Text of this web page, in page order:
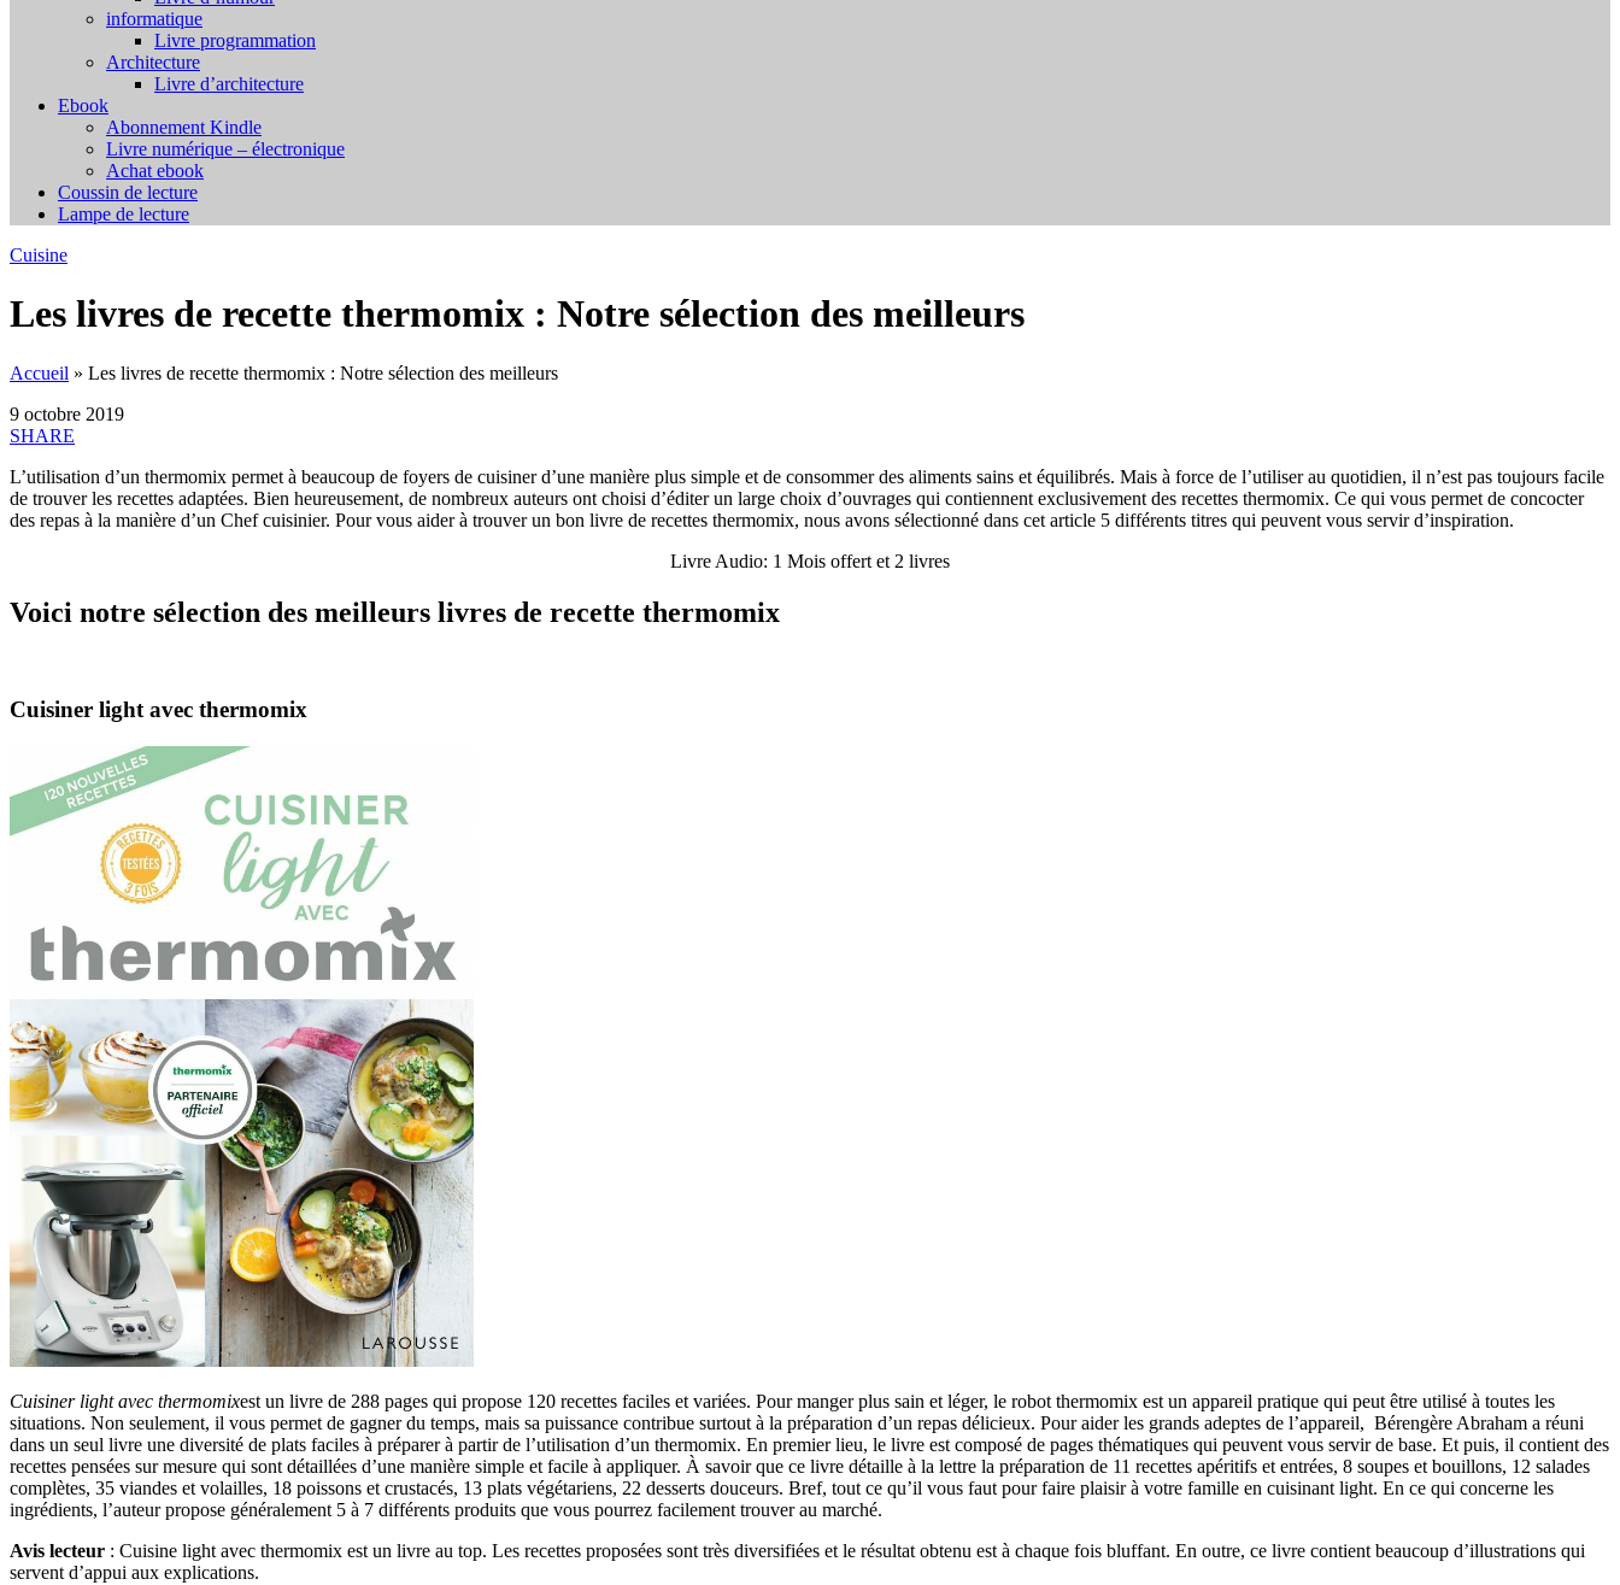
informatique
Livre programmation
Architecture
Livre d’architecture
Ebook
Abonnement Kindle
Livre numérique – électronique
Achat ebook
Coussin de lecture
Lampe de lecture
Cuisine
Les livres de recette thermomix : Notre sélection des meilleurs
Accueil » Les livres de recette thermomix : Notre sélection des meilleurs
9 octobre 2019
SHARE
L’utilisation d’un thermomix permet à beaucoup de foyers de cuisiner d’une manière plus simple et de consommer des aliments sains et équilibrés. Mais à force de l’utiliser au quotidien, il n’est pas toujours facile
de trouver les recettes adaptées. Bien heureusement, de nombreux auteurs ont choisi d’éditer un large choix d’ouvrages qui contiennent exclusivement des recettes thermomix. Ce qui vous permet de concocter
des repas à la manière d’un Chef cuisinier. Pour vous aider à trouver un bon livre de recettes thermomix, nous avons sélectionné dans cet article 5 différents titres qui peuvent vous servir d’inspiration.
Livre Audio: 1 Mois offert et 2 livres
Voici notre sélection des meilleurs livres de recette thermomix
Cuisiner light avec thermomix
Cuisiner light avec thermomixest un livre de 288 pages qui propose 120 recettes faciles et variées. Pour manger plus sain et léger, le robot thermomix est un appareil pratique qui peut être utilisé à toutes les
situations. Non seulement, il vous permet de gagner du temps, mais sa puissance contribue surtout à la préparation d’un repas délicieux. Pour aider les grands adeptes de l’appareil, Bérengère Abraham a réuni
dans un seul livre une diversité de plats faciles à préparer à partir de l’utilisation d’un thermomix. En premier lieu, le livre est composé de pages thématiques qui peuvent vous servir de base. Et puis, il contient des
recettes pensées sur mesure qui sont détaillées d’une manière simple et facile à appliquer. À savoir que ce livre détaille à la lettre la préparation de 11 recettes apéritifs et entrées, 8 soupes et bouillons, 12 salades
complètes, 35 viandes et volailles, 18 poissons et crustacés, 13 plats végétariens, 22 desserts douceurs. Bref, tout ce qu’il vous faut pour faire plaisir à votre famille en cuisinant light. En ce qui concerne les
ingrédients, l’auteur propose généralement 5 à 7 différents produits que vous pourrez facilement trouver au marché.
Avis lecteur : Cuisine light avec thermomix est un livre au top. Les recettes proposées sont très diversifiées et le résultat obtenu est à chaque fois bluffant. En outre, ce livre contient beaucoup d’illustrations qui
servent d’appui aux explications.